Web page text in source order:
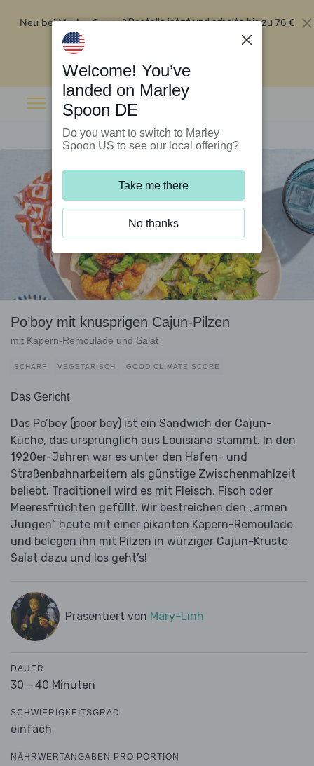
Neu bei Marley Spoon?Bestelle jetzt und erhalte bis zu 76 €
Rabatt auf deine ersten fünf Boxen
Po’boy mit knusprigen Cajun-Pilzen
mit Kapern-Remoulade und Salat
SCHARF VEGETARISCH GOOD CLIMATE SCORE
Das Gericht
Das Po’boy (poor boy) ist ein Sandwich der Cajun-
Küche, das ursprünglich aus Louisiana stammt. In den
1920er-Jahren war es unter den Hafen- und
Straßenbahnarbeitern als günstige Zwischenmahlzeit
beliebt. Traditionell wird es mit Fleisch, Fisch oder
Meeresfrüchten gefüllt. Wir bestreichen den „armen
Jungen“ heute mit einer pikanten Kapern-Remoulade
und belegen ihn mit Pilzen in würziger Cajun-Kruste.
Salat dazu und los geht’s!
Präsentiert von Mary-Linh
DAUER
30 - 40 Minuten
SCHWIERIGKEITSGRAD
einfach
NÄHRWERTANGABEN PRO PORTION
Welcome! You’ve
landed on Marley
Spoon DE
Do you want to switch to Marley
Spoon US to see our local offering?
Take me there
No thanks